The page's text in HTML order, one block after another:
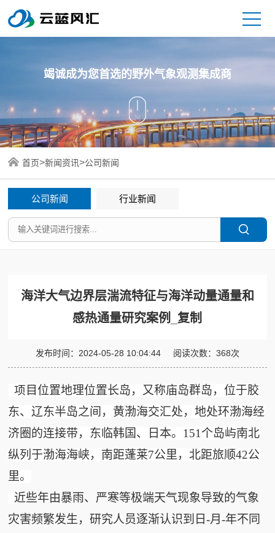
竭诚成为您首选的野外气象观测集成商
首页>新闻资讯>公司新闻
公司新闻 行业新闻
海洋大气边界层湍流特征与海洋动量通量和
感热通量研究案例_复制
发布时间： 2024-05-28 10:04:44 阅读次数： 368次
项 目位置地理位置长岛，又称庙岛群岛，位于胶
东、辽东半岛之间，黄渤海交汇处，地处环渤海经
济圈的连接带，东临韩国、日本。151个岛屿南北
纵列于渤海海峡，南距蓬莱7公里，北距旅顺42公
里。
近些年由暴雨、严寒等极端天气现象导致的气象
灾害频繁发生，研究人员逐渐认识到日-月-年不同